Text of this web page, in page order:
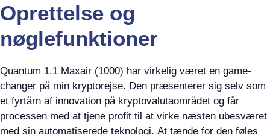
Oprettelse og
nøglefunktioner
Quantum 1.1 Maxair (1000) har virkelig været en game-
changer på min kryptorejse. Den præsenterer sig selv som
et fyrtårn af innovation på kryptovalutaområdet og får
processen med at tjene profit til at virke næsten ubesværet
med sin automatiserede teknologi. At tænde for den føles